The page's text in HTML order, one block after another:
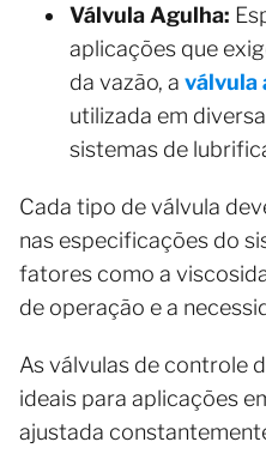
Válvula Agulha:
aplicações que
da vazão, a válvula
utilizada em
sistemas de
Cada tipo de válvula
nas especificações do
fatores como a
de operação e a
As válvulas de controle
ideais para aplicações
ajustada